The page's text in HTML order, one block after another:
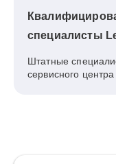
специалисты
Штатные
сервисного центра